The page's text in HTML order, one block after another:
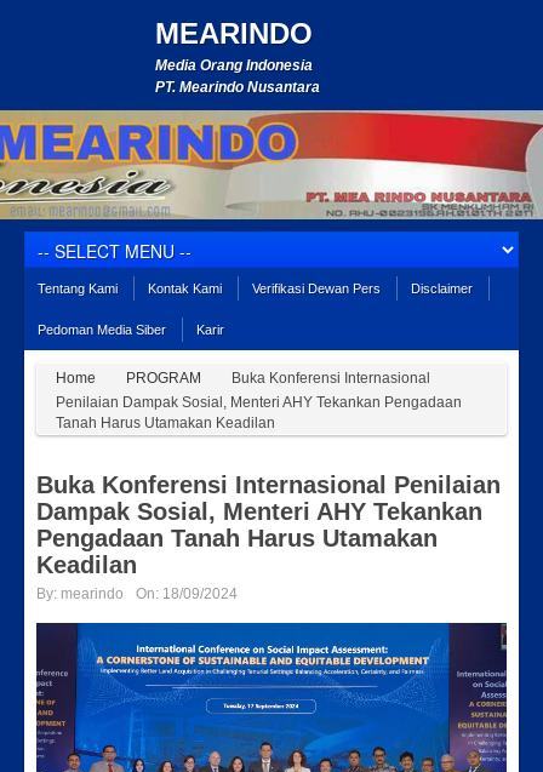
MEARINDO
Media Orang Indonesia
PT. Mearindo Nusantara
Tentang Kami Kontak Kami Verifikasi Dewan Pers Disclaimer
Pedoman Media Siber Karir
Home PROGRAM
Buka Konferensi Internasional
Penilaian Dampak Sosial, Menteri AHY Tekankan Pengadaan
Tanah Harus Utamakan Keadilan
Buka Konferensi Internasional Penilaian
Dampak Sosial, Menteri AHY Tekankan
Pengadaan Tanah Harus Utamakan
Keadilan
By: mearindo On: 18/09/2024